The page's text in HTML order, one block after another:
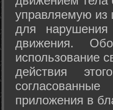
управляемую из
для
движения.
использование
действия
приложения в